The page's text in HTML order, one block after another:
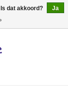
0 Artikelen - €0,00
dat akkoord?
Ja